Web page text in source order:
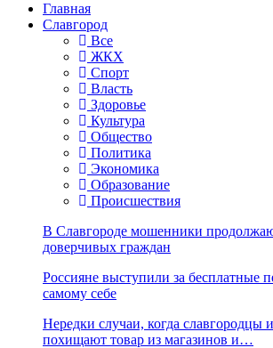
Главная
Славгород
Все
ЖКХ
Спорт
Власть
Здоровье
Культура
Общество
Политика
Экономика
Образование
Происшествия
В Славгороде мошенники
доверчивых граждан
Россияне выступили за бесплатные
самому себе
Нередки случаи, когда славгородцы
похищают товар из магазинов и…